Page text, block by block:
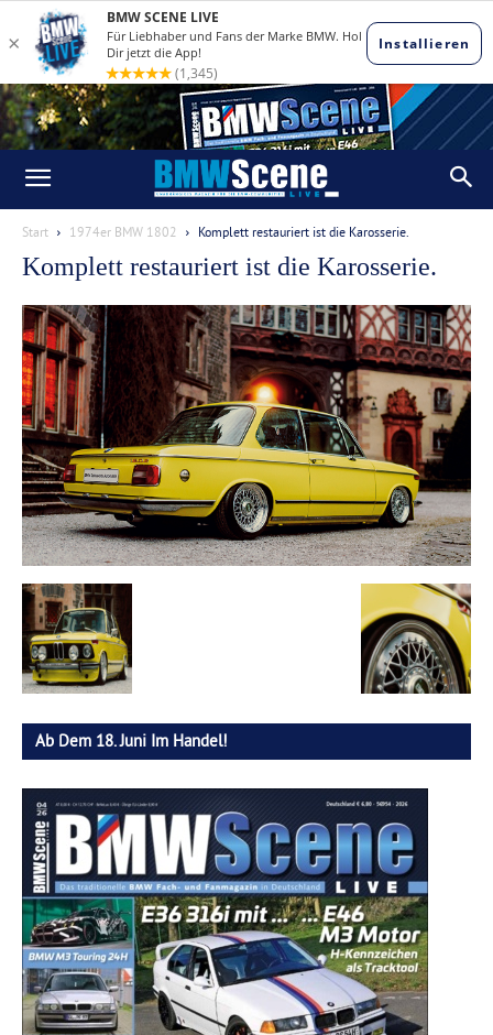
Start 1974er BMW 1802 Komplett restauriert ist die Karosserie.
Komplett restauriert ist die Karosserie.
Ab Dem 18. Juni Im Handel!